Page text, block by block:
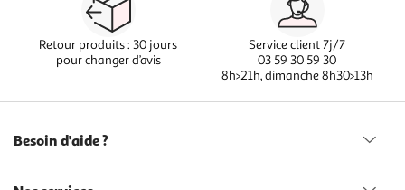
Retour produits : 30 jours
pour changer d’avis
Service client 7j/7
03 59 30 59 30
8h>21h, dimanche 8h30>13h
Besoin d'aide ?